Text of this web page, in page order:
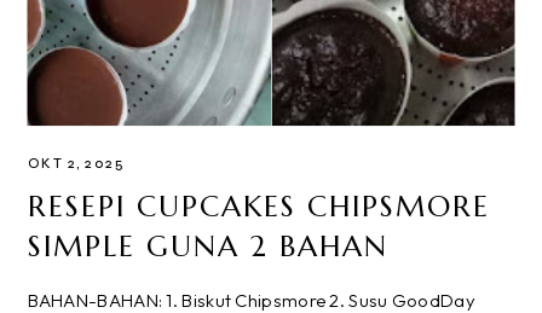
OKT 2, 2025
RESEPI CUPCAKES CHIPSMORE
SIMPLE GUNA 2 BAHAN
BAHAN-BAHAN: 1. Biskut Chipsmore 2. Susu GoodDay